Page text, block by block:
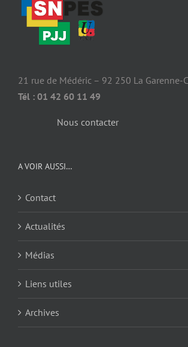
21 rue de Médéric – 92 250 La Garenne-
Tél : 01 42 60 11 49
Nous contacter
A VOIR AUSSI…
Contact
Actualités
Médias
Liens utiles
Archives